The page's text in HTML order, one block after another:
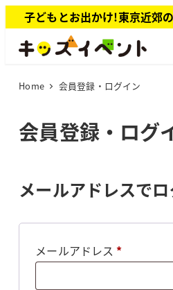
イ
子どもとお出かけ!東京近郊
Home 会員登録・ログイン
会員登録・ログ
メールアドレスで
メールアドレス *必